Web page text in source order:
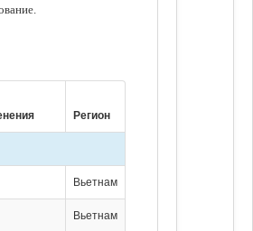
Регион
Вьетнам
Вьетнам